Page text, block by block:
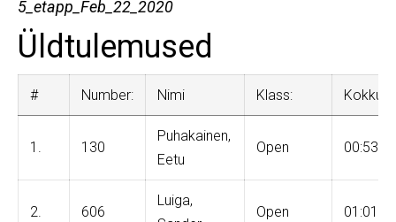
5_etapp_Feb_22_2020
Üldtulemused
# Number: Nimi Klass: Kokku
1. 130
Puhakainen,
Eetu
Open
2. 606
Luiga,
Open